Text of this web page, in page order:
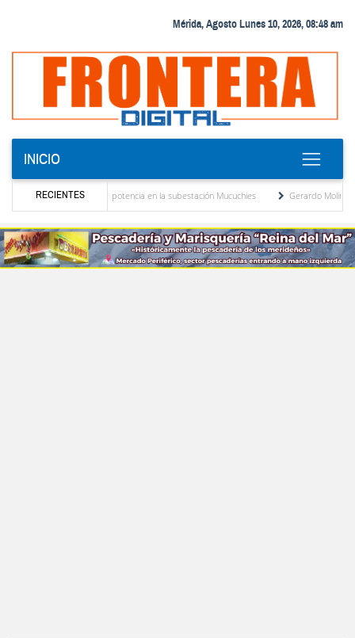
Mérida, Agosto Lunes 10, 2026, 08:48 am
INICIO
RECIENTES
transformador de potencia en la subestación Mucuchies
Gerardo Molina: “El